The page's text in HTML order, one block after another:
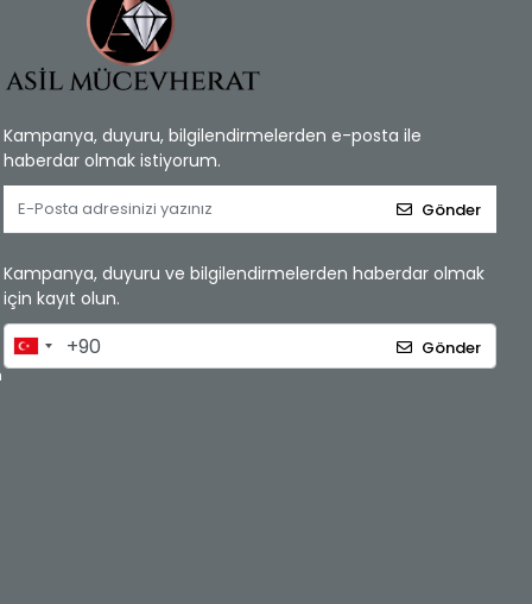
Kampanya, duyuru, bilgilendirmelerden e-posta ile
haberdar olmak istiyorum.
Gönder
Kampanya, duyuru ve bilgilendirmelerden haberdar olmak
için kayıt olun.
Gönder